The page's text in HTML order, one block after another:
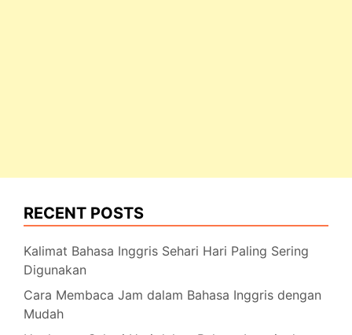
RECENT POSTS
Kalimat Bahasa Inggris Sehari Hari Paling Sering
Digunakan
Cara Membaca Jam dalam Bahasa Inggris dengan
Mudah